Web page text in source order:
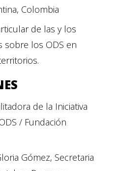
Colombia
de las y los
sobre los ODS en
de la Iniciativa
/ Fundación
Gómez, Secretaria